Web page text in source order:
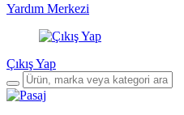
Yardım Merkezi
Çıkış Yap